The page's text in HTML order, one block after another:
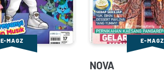
E-MAGZ E-MAGZ
NOVA